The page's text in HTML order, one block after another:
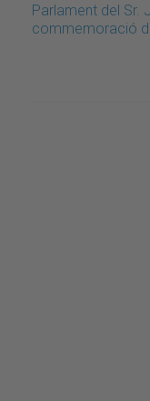
Parlament del Sr.
commemoració